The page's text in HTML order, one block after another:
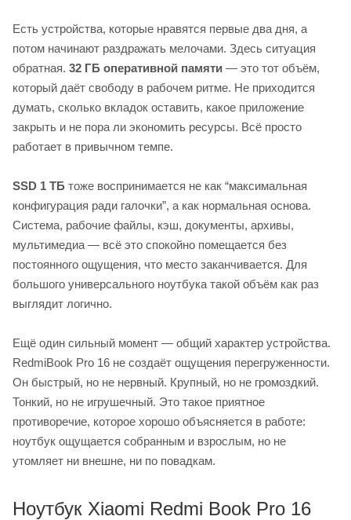
Есть устройства, которые нравятся первые два дня, а
потом начинают раздражать мелочами. Здесь ситуация
обратная. 32 ГБ оперативной памяти — это тот объём,
который даёт свободу в рабочем ритме. Не приходится
думать, сколько вкладок оставить, какое приложение
закрыть и не пора ли экономить ресурсы. Всё просто
работает в привычном темпе.
SSD 1 ТБ тоже воспринимается не как “максимальная
конфигурация ради галочки”, а как нормальная основа.
Система, рабочие файлы, кэш, документы, архивы,
мультимедиа — всё это спокойно помещается без
постоянного ощущения, что место заканчивается. Для
большого универсального ноутбука такой объём как раз
выглядит логично.
Ещё один сильный момент — общий характер устройства.
RedmiBook Pro 16 не создаёт ощущения перегруженности.
Он быстрый, но не нервный. Крупный, но не громоздкий.
Тонкий, но не игрушечный. Это такое приятное
противоречие, которое хорошо объясняется в работе:
ноутбук ощущается собранным и взрослым, но не
утомляет ни внешне, ни по повадкам.
Ноутбук Xiaomi Redmi Book Pro 16